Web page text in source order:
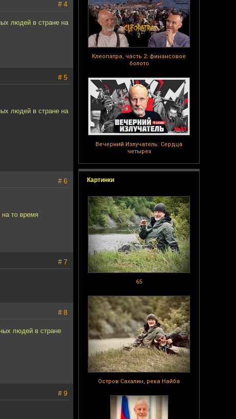
Клеопатра, часть 2: финансовое
болото
Вечерний Излучатель: Сердца
четырех
Картинки
65
Остров Сахалин, река Найба
# 4
людей в стране на
# 5
людей в стране на
# 6
то время
# 7
# 8
людей в стране
# 9